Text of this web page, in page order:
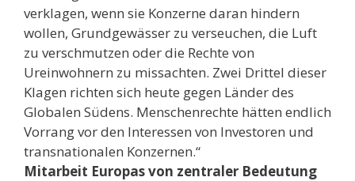
verklagen, wenn sie Konzerne daran hindern
wollen, Grundgewässer zu verseuchen, die Luft
zu verschmutzen oder die Rechte von
Ureinwohnern zu missachten. Zwei Drittel dieser
Klagen richten sich heute gegen Länder des
Globalen Südens. Menschenrechte hätten endlich
Vorrang vor den Interessen von Investoren und
transnationalen Konzernen.“
Mitarbeit Europas von zentraler Bedeutung